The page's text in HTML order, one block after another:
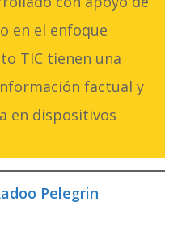
en el enfoque
TIC tienen una
factual y
en dispositivos
Pelegrin